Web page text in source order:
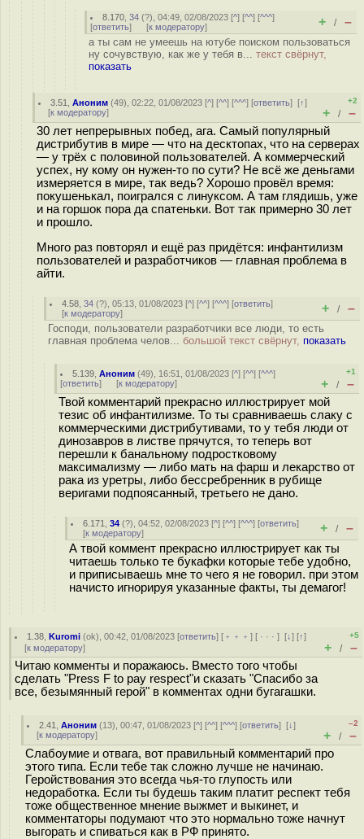
8.170 ,34 (?), 04:49, 02/08/2023 [^] [^^] [^^^]
[ответить] [к модератору] + / –
а ты сам не умеешь на ютубе поиском пользоваться
ну сочувствую, как же у тебя в... текст свёрнут,
показать
3.51 ,Аноним (49), 02:22, 01/08/2023 [^] [^^] [^^^] [ответить][↑]
[к модератору]
+2
+ / –
30 лет непрерывных побед, ага. Самый популярный
дистрибутив в мире — что на десктопах, что на серверах
— у трёх с половиной пользователей. А коммерческий
успех, ну кому он нужен-то по сути? Не всё же деньгами
измеряется в мире, так ведь? Хорошо провёл время:
покушенькал, поигрался с линуксом. А там глядишь, уже
и на горшок пора да спатеньки. Вот так примерно 30 лет
и прошло.
Много раз повторял и ещё раз придётся: инфантилизм
пользователей и разработчиков — главная проблема в
айти.
4.58 ,34 (?), 05:13, 01/08/2023 [^] [^^] [^^^] [ответить]
[к модератору] + / –
Господи, пользователи разработчики все люди, то есть
главная проблема челов... большой текст свёрнут, показать
5.139 ,Аноним (49), 16:51, 01/08/2023 [^] [^^] [^^^]
[ответить] [к модератору]
+1
+ / –
Твой комментарий прекрасно иллюстрирует мой
тезис об инфантилизме. То ты сравниваешь слаку с
коммерческими дистрибутивами, то у тебя люди от
динозавров в листве прячутся, то теперь вот
перешли к банальному подростковому
максимализму — либо мать на фарш и лекарство от
рака из уретры, либо бессребренник в рубище
веригами подпоясанный, третьего не дано.
6.171 ,34 (?), 04:52, 02/08/2023 [^] [^^] [^^^] [ответить]
[к модератору] + / –
А твой коммент прекрасно иллюстрирует как ты
читаешь только те букафки которые тебе удобно,
и приписываешь мне то чего я не говорил. при этом
начисто игнорируя указанные факты, ты демагог!
1.38 ,Kuromi (ok), 00:42, 01/08/2023 [ответить] [ ﹢﹢﹢] [ · · ·][↓] [↑]
[к модератору]
+5
+ / –
Читаю комменты и поражаюсь. Вместо того чтобы
сделать "Press F to pay respect"и сказать "Спасибо за
все, безымянный герой" в комментах одни бугагашки.
2.41 ,Аноним (13), 00:47, 01/08/2023 [^] [^^] [^^^] [ответить][↓]
[к модератору]
–2
+ / –
Слабоумие и отвага, вот правильный комментарий про
этого типа. Если тебе так сложно лучше не начинаю.
Геройствования это всегда чья-то глупость или
недоработка. Если ты будешь таким платит респект тебя
тоже общественное мнение выжмет и выкинет, и
комментаторы подумают что это нормально тоже начнут
выгорать и спиваться как в РФ принято.